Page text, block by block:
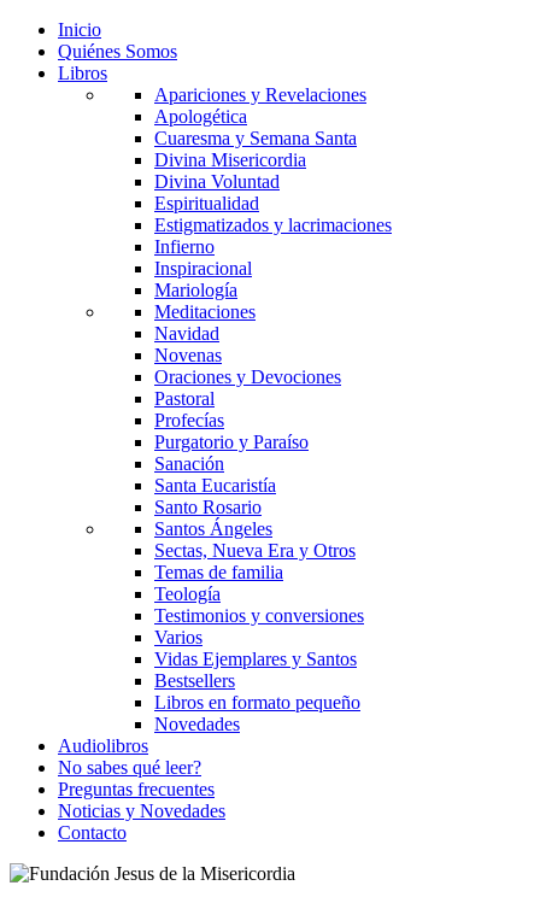
Inicio
Quiénes Somos
Libros
Apariciones y Revelaciones
Apologética
Cuaresma y Semana Santa
Divina Misericordia
Divina Voluntad
Espiritualidad
Estigmatizados y lacrimaciones
Infierno
Inspiracional
Mariología
Meditaciones
Navidad
Novenas
Oraciones y Devociones
Pastoral
Profecías
Purgatorio y Paraíso
Sanación
Santa Eucaristía
Santo Rosario
Santos Ángeles
Sectas, Nueva Era y Otros
Temas de familia
Teología
Testimonios y conversiones
Varios
Vidas Ejemplares y Santos
Bestsellers
Libros en formato pequeño
Novedades
Audiolibros
No sabes qué leer?
Preguntas frecuentes
Noticias y Novedades
Contacto